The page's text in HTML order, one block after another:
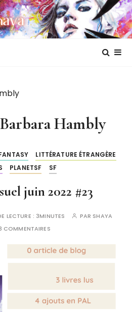
de Shaya
Barbara Hambly
LITTÉRATURE ÉTRANGÈRE
PLANETSF SF
juin 2022 #23
LECTURE : 3MINUTES PAR SHAYA
COMMENTAIRES